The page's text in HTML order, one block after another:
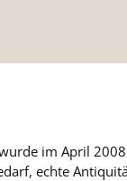
im April
echte